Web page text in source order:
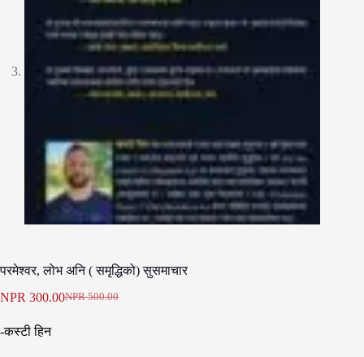
परमेश्वर, लोभ अनि ( समृद्धिको) सुसमाचार
NPR500.00
Original
NPR 300.00Current
-कस्टी हिन